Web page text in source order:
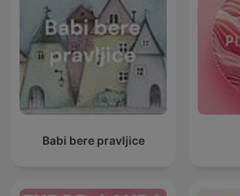
Babi bere pravljice